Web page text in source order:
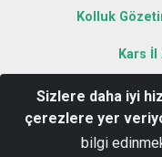
Kolluk
Kars
Hükümet
Tel: 0474
Sizlere daha iyi
çerezlere yer
bilgi